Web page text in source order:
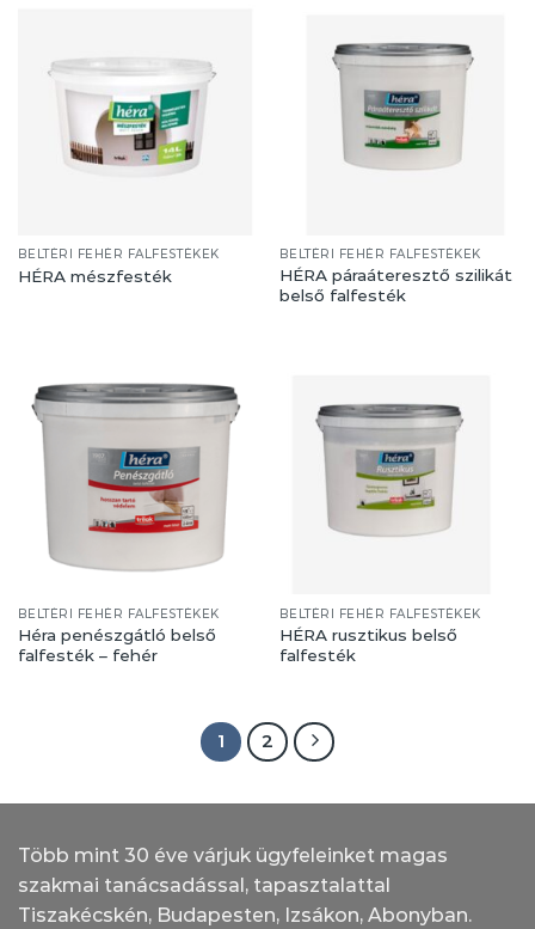
BELTÉRI FEHÉR FALFESTÉKEK
HÉRA mészfesték
BELTÉRI FEHÉR FALFESTÉKEK
HÉRA páraáteresztő szilikát
belső falfesték
BELTÉRI FEHÉR FALFESTÉKEK
Héra penészgátló belső
falfesték – fehér
BELTÉRI FEHÉR FALFESTÉKEK
HÉRA rusztikus belső
falfesték
1 2
Több mint 30 éve várjuk ügyfeleinket magas
szakmai tanácsadással, tapasztalattal
Tiszakécskén, Budapesten, Izsákon, Abonyban.